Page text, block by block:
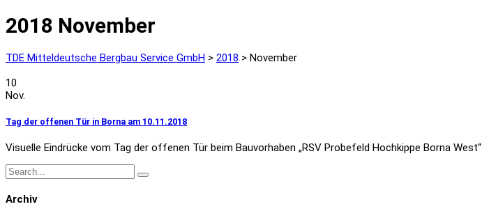
2018 November
TDE Mitteldeutsche Bergbau Service GmbH > 2018 > November
10
Nov.
Tag der offenen Tür in Borna am 10.11.2018
Visuelle Eindrücke vom Tag der offenen Tür beim Bauvorhaben „RSV Probefeld Hochkippe Borna West“
Archiv